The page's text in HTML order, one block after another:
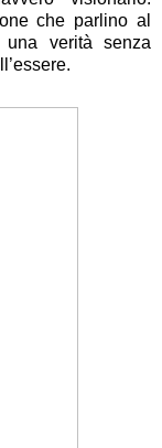
che parlino al
una verità senza